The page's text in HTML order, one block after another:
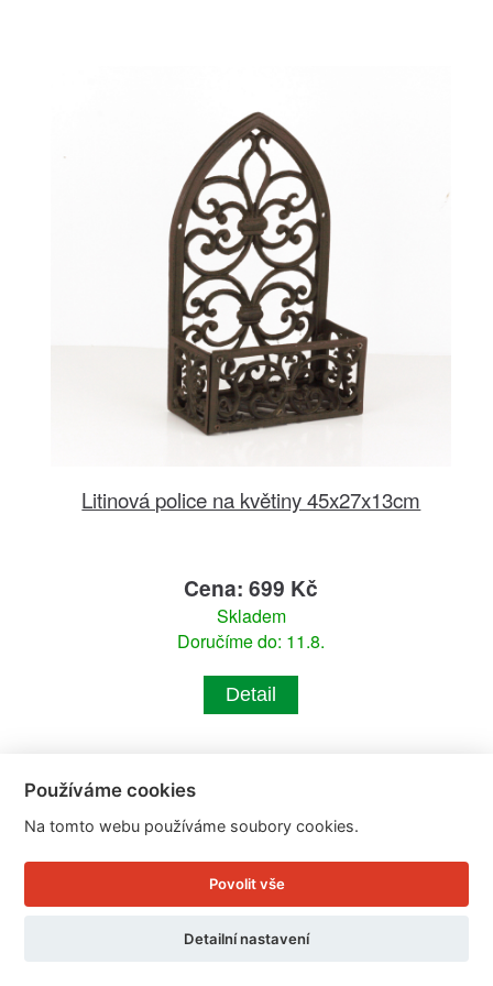
Litinová police na květiny 45x27x13cm
Cena: 699 Kč
Skladem
Doručíme do: 11.8.
Detail
Používáme cookies
Na tomto webu používáme soubory cookies.
Povolit vše
Detailní nastavení